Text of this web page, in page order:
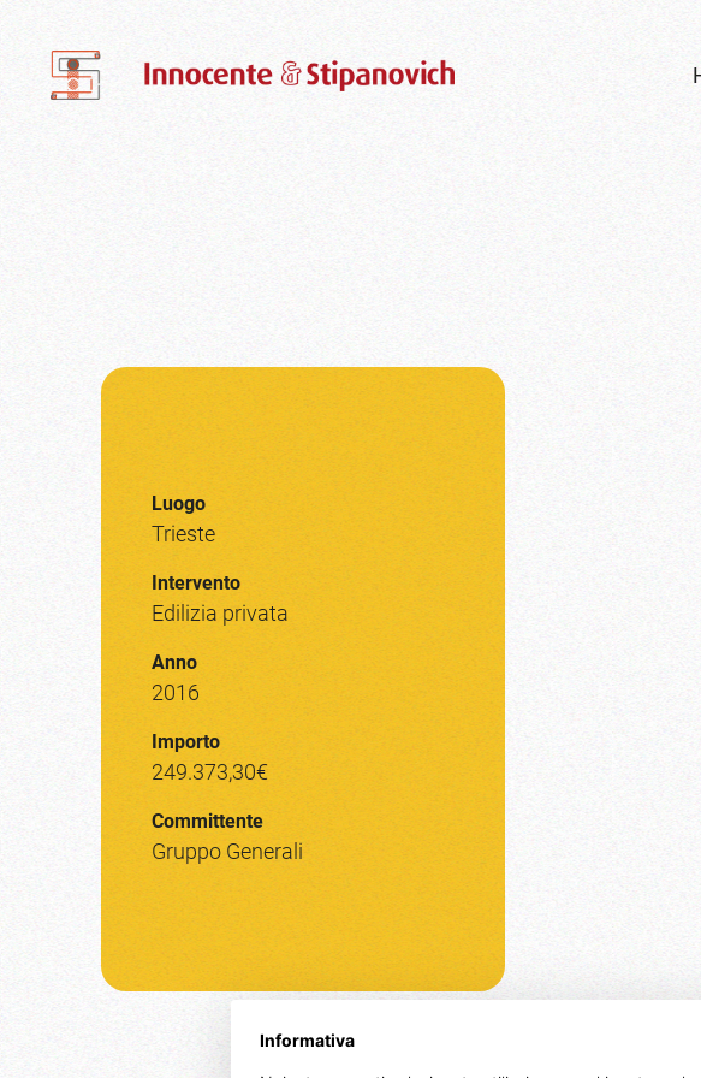
Luogo
Trieste
Intervento
Edilizia privata
Anno
2016
Importo
249.373,30€
Committente
Gruppo Generali
Informativa